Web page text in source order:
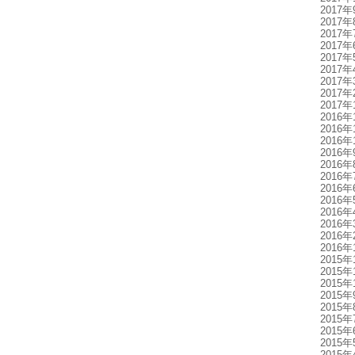
2017年
2017年
2017年
2017年
2017年
2017年
2017年
2017年
2017年
2016年
2016年
2016年
2016年
2016年
2016年
2016年
2016年
2016年
2016年
2016年
2016年
2015年
2015年
2015年
2015年
2015年
2015年
2015年
2015年